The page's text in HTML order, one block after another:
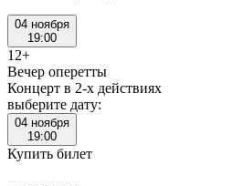
04 ноября
19:00
12+
Вечер оперетты
Концерт в 2-х действиях
выберите дату:
04 ноября
19:00
Купить билет